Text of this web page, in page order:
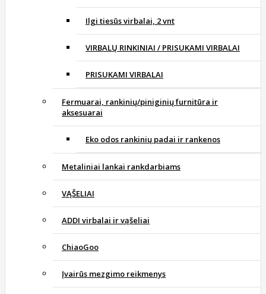
Ilgi tiesūs virbalai, 2 vnt
VIRBALŲ RINKINIAI / PRISUKAMI VIRBALAI
PRISUKAMI VIRBALAI
Fermuarai, rankinių/piniginių furnitūra ir
aksesuarai
Eko odos rankinių padai ir rankenos
Metaliniai lankai rankdarbiams
VĄŠELIAI
ADDI virbalai ir vąšeliai
ChiaoGoo
Įvairūs mezgimo reikmenys